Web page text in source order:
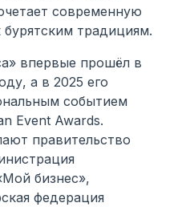
современную
традициям.
впервые прошёл в
а в 2025 его
событием
Event Awards.
правительство
бизнес»,
федерация